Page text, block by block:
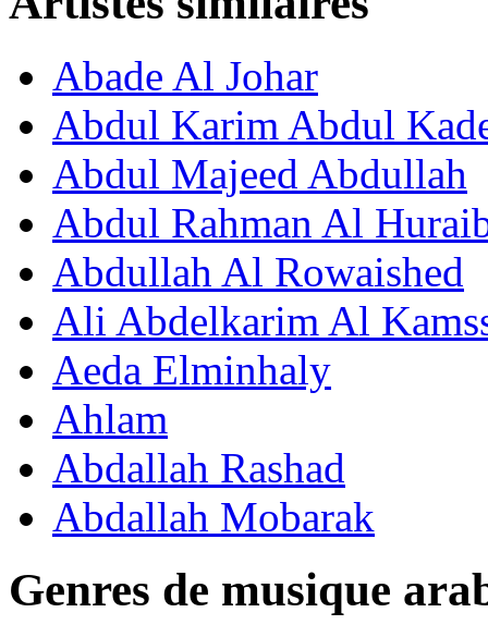
Abade Al Johar
Abdul Karim Abdul
Abdul Majeed Abdullah
Abdul Rahman Al
Abdullah Al Rowaished
Ali Abdelkarim Al
Aeda Elminhaly
Ahlam
Abdallah Rashad
Abdallah Mobarak
Genres de musique